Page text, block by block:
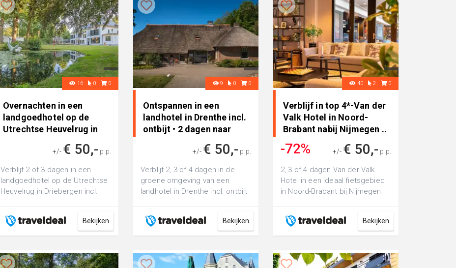
16 0 0
Overnachten in een
landgoedhotel op de
Utrechtse Heuvelrug in
+/- € 50,- p.p.
Verblijf 2 of 3 dagen in een
landgoedhotel op de Utrechtse
Heuvelrug in Driebergen incl.
Bekijken
9 0 0
Ontspannen in een
landhotel in Drenthe incl.
ontbijt • 2 dagen naar
+/- € 50,- p.p.
Verblijf 2, 3 of 4 dagen in de
groene omgeving van een
landhotel in Drenthe incl. ontbijt
Bekijken
40 2 0
Verblijf in top 4*-Van der
Valk Hotel in Noord-
Brabant nabij Nijmegen ..
-72% +/- € 50,- p.p.
2, 3 of 4 dagen Van der Valk
Hotel in een ideaal fietsgebied
in Noord-Brabant bij Nijmegen
Bekijken